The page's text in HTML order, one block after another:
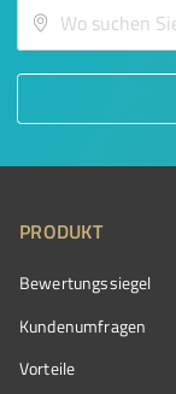
PRODUKT
Bewertungssiegel
Kundenumfragen
Vorteile